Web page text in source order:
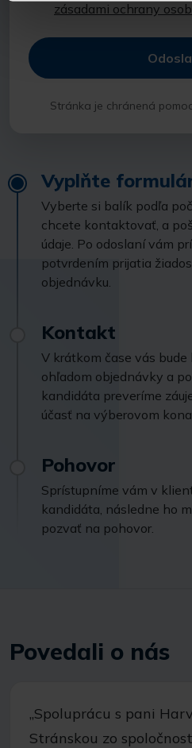
zásadami ochrany
Stránka je chránená
Vyplňte
Vyberte si balík podľa
chcete kontaktovať, a
údaje. Po odoslaní vám
potvrdením prijatia
objednávku.
Kontakt
V krátkom čase vás
ohľadom objednávky a
kandidáta preveríme
účasť na výberovom
Pohovor
Sprístupníme vám v
kandidáta, následne ho
pozvať na pohovor.
Povedali o nás
„Spoluprácu s pani
Stránskou zo